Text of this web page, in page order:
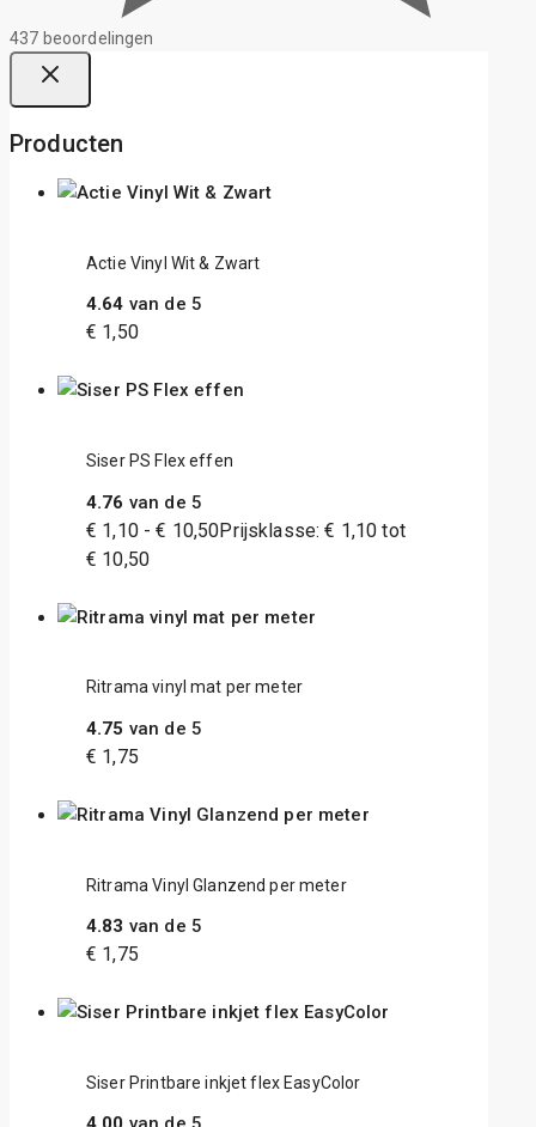
437 beoordelingen
Producten
Actie Vinyl Wit & Zwart
4.64 van de 5
€ 1,50
Siser PS Flex effen
4.76 van de 5
€ 1,10 - € 10,50Prijsklasse: € 1,10 tot
€ 10,50
Ritrama vinyl mat per meter
4.75 van de 5
€ 1,75
Ritrama Vinyl Glanzend per meter
4.83 van de 5
€ 1,75
Siser Printbare inkjet flex EasyColor